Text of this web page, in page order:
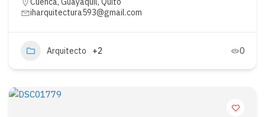
iharquitectura593@gmail.com
Arquitecto +2 0